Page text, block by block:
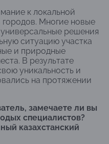
к локальной
городов. Многие новые
решения
ситуацию участка
и природные
В результате
уникальность и
на протяжении
замечаете ли вы
специалистов?
казахстанский